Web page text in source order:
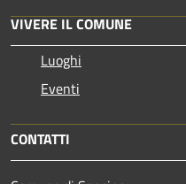
VIVERE IL COMUNE
Luoghi
Eventi
CONTATTI